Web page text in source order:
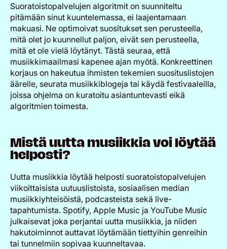
Suoratoistopalvelujen algoritmit on suunniteltu
pitämään sinut kuuntelemassa, ei laajentamaan
makuasi. Ne optimoivat suositukset sen perusteella,
mitä olet jo kuunnellut paljon, eivät sen perusteella,
mitä et ole vielä löytänyt. Tästä seuraa, että
musiikkimaailmasi kapenee ajan myötä. Konkreettinen
korjaus on hakeutua ihmisten tekemien suosituslistojen
äärelle, seurata musiikkiblogeja tai käydä festivaaleilla,
joissa ohjelma on kuratoitu asiantuntevasti eikä
algoritmien toimesta.
Mistä uutta musiikkia voi löytää
helposti?
Uutta musiikkia löytää helposti suoratoistopalvelujen
viikoittaisista uutuuslistoista, sosiaalisen median
musiikkiyhteisöistä, podcasteista sekä live-
tapahtumista. Spotify, Apple Music ja YouTube Music
julkaisevat joka perjantai uutta musiikkia, ja niiden
hakutoiminnot auttavat löytämään tiettyihin genreihin
tai tunnelmiin sopivaa kuunneltavaa.